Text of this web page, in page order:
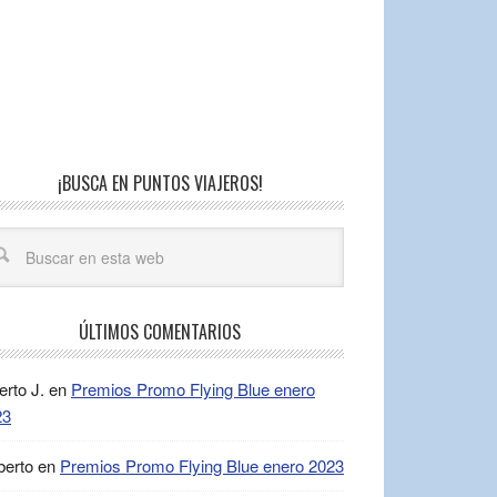
¡BUSCA EN PUNTOS VIAJEROS!
ÚLTIMOS COMENTARIOS
J. en Premios Promo Flying Blue enero
en Premios Promo Flying Blue enero 2023